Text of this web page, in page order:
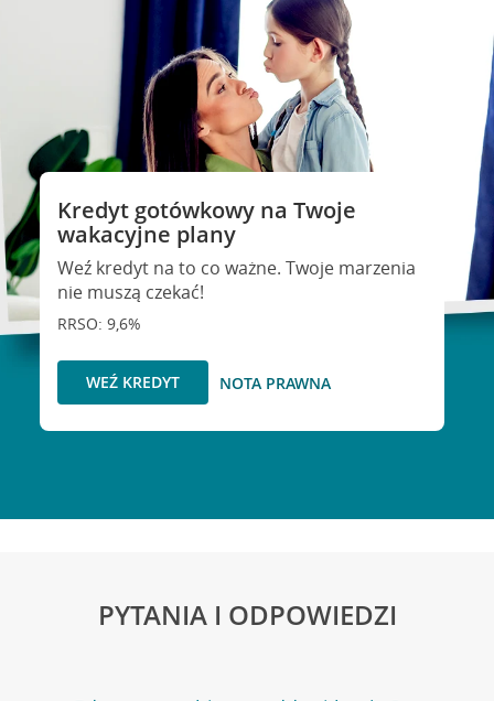
Kredyt gotówkowy na Twoje
wakacyjne plany
Weź kredyt na to co ważne. Twoje marzenia
nie muszą czekać!
RRSO: 9,6%
WEŹ KREDYT NOTA PRAWNA
PYTANIA I ODPOWIEDZI